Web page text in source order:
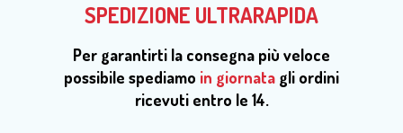
SPEDIZIONE ULTRARAPIDA
Per garantirti la consegna più veloce
possibile spediamo in giornata gli ordini
ricevuti entro le 14.